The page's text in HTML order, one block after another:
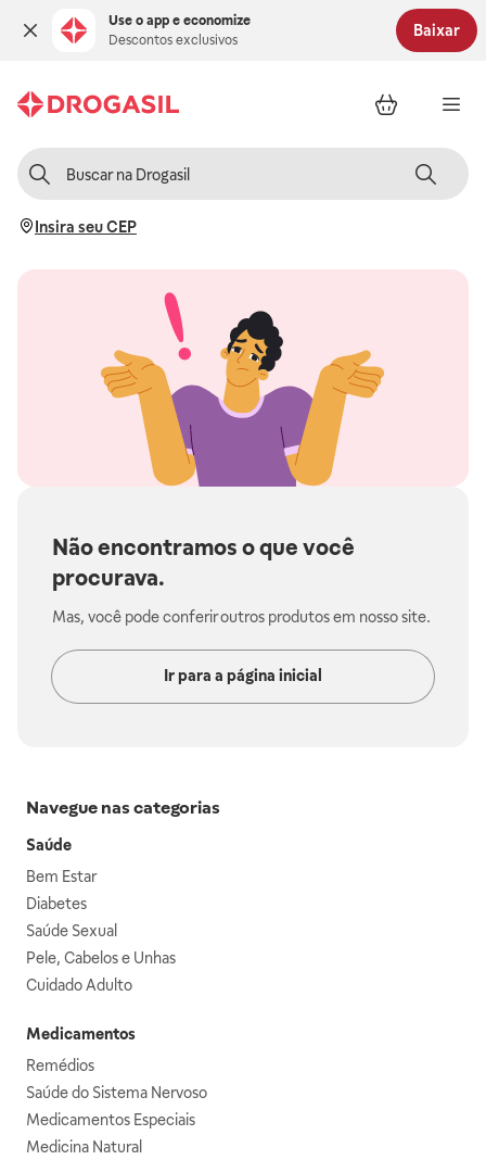
Use o app e economize
Descontos exclusivos
Baixar
Insira seu CEP
Não encontramos o que você
procurava.
Mas, você pode conferir outros produtos em nosso site.
Ir para a página inicial
Navegue nas categorias
Saúde
Bem Estar
Diabetes
Saúde Sexual
Pele, Cabelos e Unhas
Cuidado Adulto
Medicamentos
Remédios
Saúde do Sistema Nervoso
Medicamentos Especiais
Medicina Natural